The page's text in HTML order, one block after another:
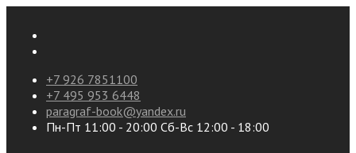
+7 926 7851100
+7 495 953 6448
paragraf-book@yandex.ru
Пн-Пт 11:00 - 20:00 Сб-Вс 12:00 - 18:00